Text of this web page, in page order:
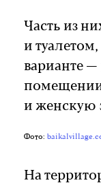
Часть из
и
варианте —
и женскую
Фото:
На